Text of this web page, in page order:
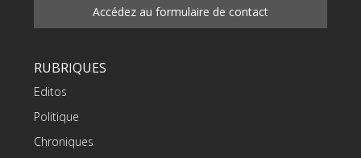
Accédez au formulaire de contact
RUBRIQUES
Editos
Politique
Chroniques